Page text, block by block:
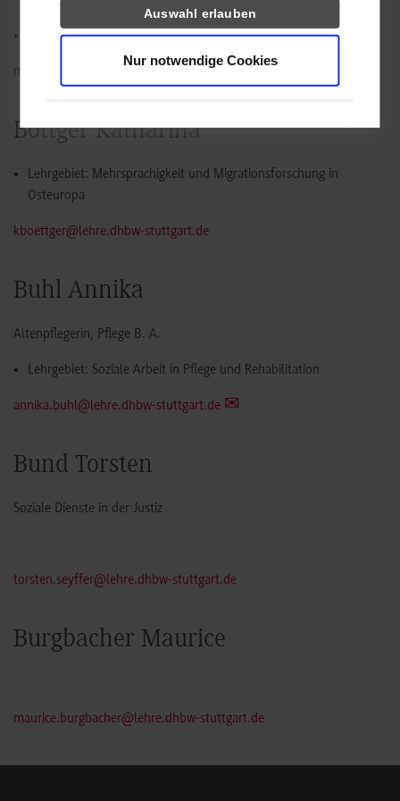
Auswahl erlauben
Nur notwendige Cookies
Lehrgebiet: Sozialrecht
mailto:cindy.bitzer@lehre.dhbw-stuttgart.de
Böttger Katharina
Lehrgebiet: Mehrsprachigkeit und Migrationsforschung in
Osteuropa
kboettger@lehre.dhbw-stuttgart.de
Buhl Annika
Altenpflegerin, Pflege B. A.
Lehrgebiet: Soziale Arbeit in Pflege und Rehabilitation
annika.buhl@lehre.dhbw-stuttgart.de
Bund Torsten
Soziale Dienste in der Justiz
torsten.seyffer@lehre.dhbw-stuttgart.de
Burgbacher Maurice
maurice.burgbacher@lehre.dhbw-stuttgart.de